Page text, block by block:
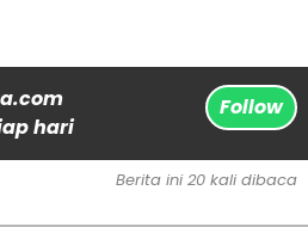
hari
Follow
Berita ini 20 kali dibaca